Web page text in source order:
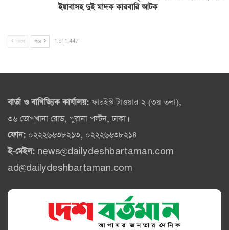
ইয়াবাসহ দুই মাদক কারবারি আটক
আগে পরে 1 of 1,447
বার্তা ও বাণিজ্যিক কার্যালয়:ফারইস্ট টাওয়ার-২ (৩য় তলা),
৩৬ তোপখানা রোড, পুরানা পল্টন, ঢাকা।
ফোন: ০২২২৬৬৩৮২১৩, ০২২২৬৬৩৮২১৪
ই-মেইল: news@dailydeshbartaman.com
ad@dailydeshbartaman.com